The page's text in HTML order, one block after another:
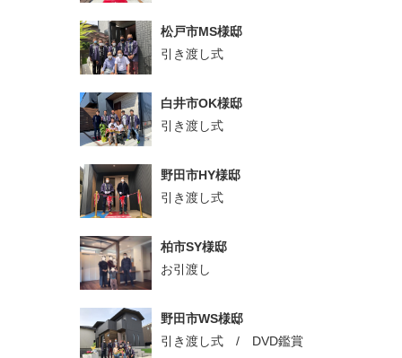
松戸市MS様邸
引き渡し式
白井市OK様邸
引き渡し式
野田市HY様邸
引き渡し式
柏市SY様邸
お引渡し
野田市WS様邸
引き渡し式 / DVD鑑賞